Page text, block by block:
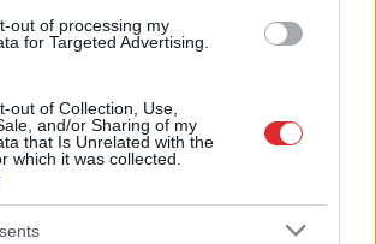
out of processing my
for Targeted Advertising.
out of Collection, Use,
and/or Sharing of my
that Is Unrelated with the
which it was collected.
izceļ 3 zodiaka zīmes, kurām ir
emocionālu kontroli pār citiem
var aizbraukt par valsts
sāk rēķināt un atklājas
Lasīt citas ziņas